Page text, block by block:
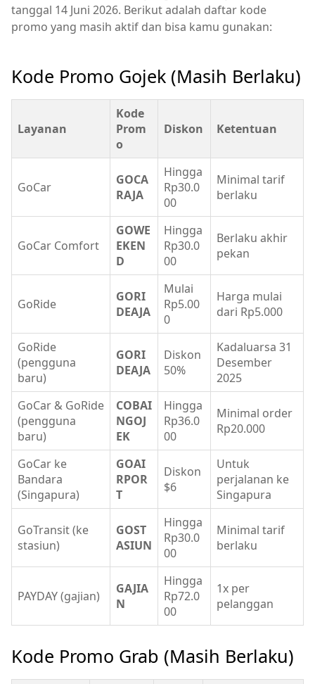
tanggal 14 Juni 2026. Berikut adalah daftar kode
promo yang masih aktif dan bisa kamu gunakan:
Kode Promo Gojek (Masih Berlaku)
Layanan
Kode
Prom
o
Diskon Ketentuan
GoCar
GOCA
RAJA
Hingga
Rp30.0
00
Minimal tarif
berlaku
GoCar Comfort
GOWE
EKEN
D
Hingga
Rp30.0
00
Berlaku akhir
pekan
GoRide
GORI
DEAJA
Mulai
Rp5.00
0
Harga mulai
dari Rp5.000
GoRide
(pengguna
baru)
GORI
DEAJA
Diskon
50%
Kadaluarsa 31
Desember
2025
GoCar & GoRide
(pengguna
baru)
COBAI
NGOJ
EK
Hingga
Rp36.0
00
Minimal order
Rp20.000
GoCar ke
Bandara
(Singapura)
GOAI
RPOR
T
Diskon
$6
Untuk
perjalanan ke
Singapura
GoTransit (ke
stasiun)
GOST
ASIUN
Hingga
Rp30.0
00
Minimal tarif
berlaku
PAYDAY (gajian)
GAJIA
N
Hingga
Rp72.0
00
1x per
pelanggan
Kode Promo Grab (Masih Berlaku)